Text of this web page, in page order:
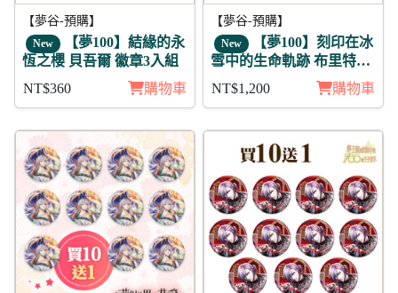
【夢谷-預購】
New 【夢100】結緣的永
恆之櫻 貝吾爾 徽章3入組
NT$360
購物車
【夢谷-預購】
New 【夢100】刻印在冰
雪中的生命軌跡 布里特芬
NT$1,200 購物車